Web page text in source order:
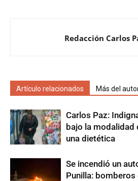
Redacción Carlos
Artículo relacionados Más del
Carlos Paz:
bajo la modalidad
una dietética
Se incendió un
Punilla: